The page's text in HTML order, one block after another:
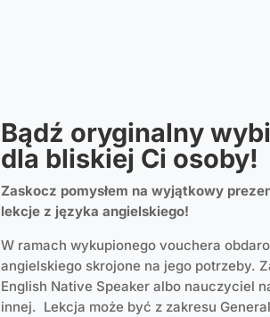
Bądź oryginalny
dla bliskiej Ci osoby!
Zaskocz pomysłem na wyjątkowy
lekcje z języka angielskiego!
W ramach wykupionego vouchera
angielskiego skrojone na jego potrzeby.
English Native Speaker albo nauczyciel
innej. Lekcja może być z zakresu